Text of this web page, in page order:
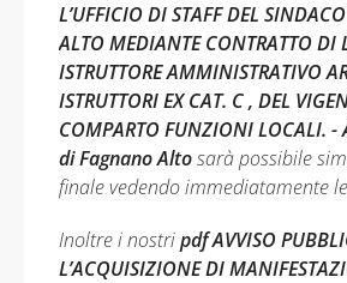
L’UFFICIO DI STAFF DEL
ALTO MEDIANTE CONTRATTO DI
ISTRUTTORE AMMINISTRATIVO
ISTRUTTORI EX CAT. C , DEL
COMPARTO FUNZIONI LOCALI.
di Fagnano Altosarà possibile
finale vedendo immediatamente
Inoltre i nostripdf AVVISO
L’ACQUISIZIONE DI